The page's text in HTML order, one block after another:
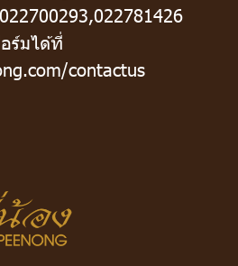
ร์มได้ที่
contactus